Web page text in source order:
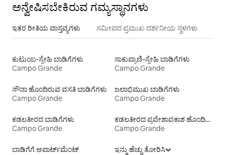
ಅನ್ವೇಷಿಸಬೇಕಿರುವ ಗಮ್ಯಸ್ಥಾನಗಳು
ಇತರ ರೀತಿಯ ವಾಸ್ತವ್ಯಗಳು ಸಮೀಪದ ಪ್ರಮುಖ ದರ್ಶನೀಯ ಸ್ಥಳಗಳು
ಕುಟುಂಬ-ಸ್ನೇಹಿ ಬಾಡಿಗೆಗಳು
Campo Grande
ಸಾಕುಪ್ರಾಣಿ-ಸ್ನೇಹಿ ಬಾಡಿಗೆಗಳು
Campo Grande
ಸೌನಾ ಹೊಂದಿರುವ ವಸತಿ ಬಾಡಿಗೆಗಳು
Campo Grande
ಜಲಾಭಿಮುಖ ಬಾಡಿಗೆಗಳು
Campo Grande
ಕಡಲತೀರದ ಬಾಡಿಗೆಗಳು
Campo Grande
ಕಡಲತೀರದ ಪ್ರವೇಶಾವಕಾಶ ಹೊಂದಿರುವ ವಸತಿ ಬಾಡಿಗೆಗಳು
Campo Grande
ಬಾಡಿಗೆಗೆ ಅಪಾರ್ಟ್‌ಮೆಂಟ್‌
ಇನ್ನು ಹೆಚ್ಚು ತೋರಿಸಿ